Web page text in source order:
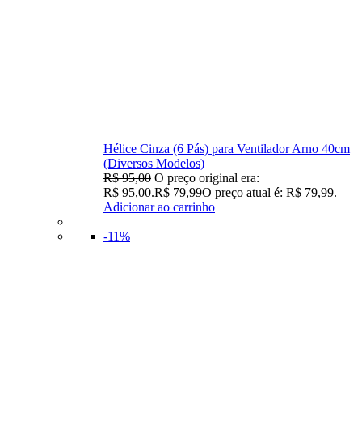
Hélice Cinza (6 Pás) para Ventilador Arno 40cm
(Diversos Modelos)
R$95,00 O preço original era:
R$ 95,00.R$ 79,99O preço atual é: R$ 79,99.
Adicionar ao carrinho
-11%